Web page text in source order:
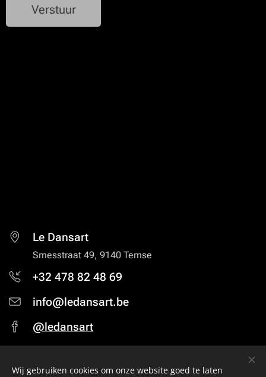
Verstuur
Le Dansart
Smesstraat 49, 9140 Temse
+32 478 82 48 69
info@ledansart.be
@ledansart
Wij gebruiken cookies om onze website goed te laten